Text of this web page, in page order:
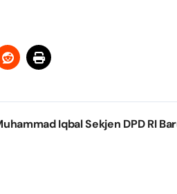
Iqbal Sekjen DPD RI